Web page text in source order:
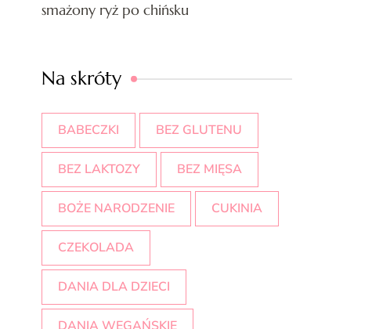
smażony ryż po chińsku
Na skróty
BABECZKI BEZ GLUTENU
BEZ LAKTOZY BEZ MIĘSA
BOŻE NARODZENIE CUKINIA
CZEKOLADA
DANIA DLA DZIECI